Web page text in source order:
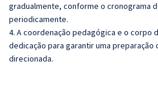
gradualmente, conforme o cronograma
periodicamente.
4. A coordenação pedagógica e o corpo
dedicação para garantir uma
direcionada.